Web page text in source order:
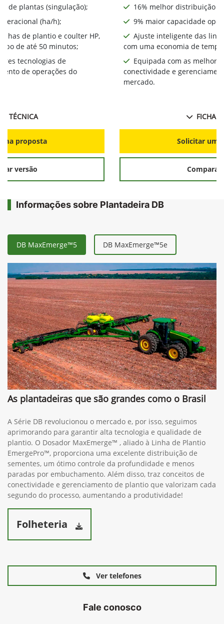
de plantas (singulação);
(ha/h);
de plantio e coulter HP,
de até 50 minutos;
tecnologias de
de operações do
TÉCNICA
proposta
versão
16% melhor distribuição
9% maior capacidade
Ajuste inteligente das
com uma economia de
Equipada com as
conectividade e
mercado.
FICHA
Solicitar
Comparar
Informações sobre Plantadeira DB
DB MaxEmerge™5 DB MaxEmerge™5e
As plantadeiras que são grandes como o Brasil
A Série DB revolucionou o mercado e, por isso, seguimos
aprimorando para garantir alta tecnologia e qualidade de
plantio. O Dosador MaxEmerge™ , aliado à Linha de Plantio
EmergePro™, proporciona uma excelente distribuição de
sementes, um ótimo controle da profundidade e menos
paradas por embuchamento. Além disso, traz conceitos de
conectividade e gerenciamento de plantio que valorizam cada
segundo do processo, aumentando a produtividade!
Folheteria
Ver telefones
Fale conosco